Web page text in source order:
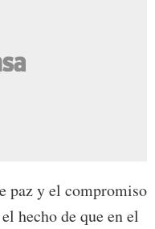
paz y el compromiso
hecho de que en el